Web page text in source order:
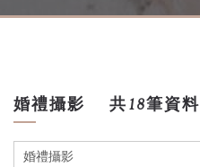
婚禮攝影 共18筆資料
婚禮攝影